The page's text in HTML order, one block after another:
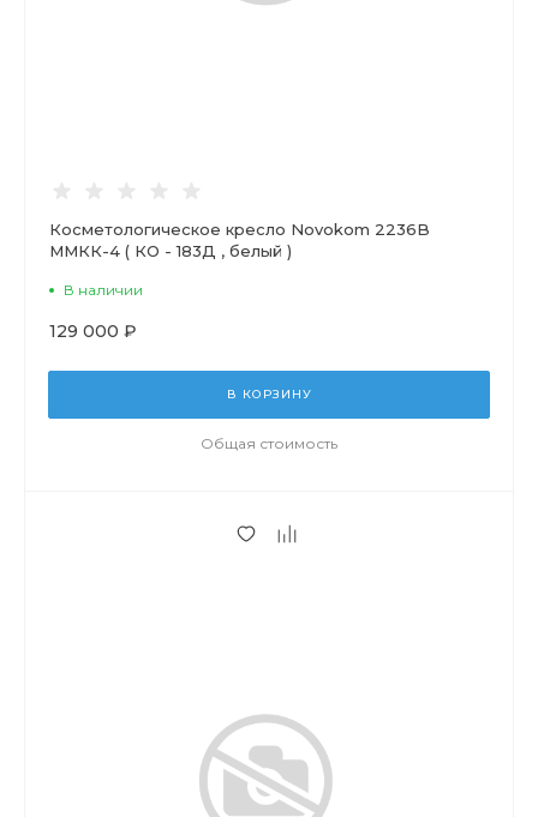
Косметологическое кресло Novokom 2236B
ММКК-4 ( КО - 183Д , белый )
В наличии
129 000 ₽
В КОРЗИНУ
Общая стоимость